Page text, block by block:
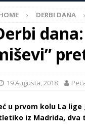
DERBI DANA
19 Augusta, 2018
u prvom kolu La
iz Madrida, dva